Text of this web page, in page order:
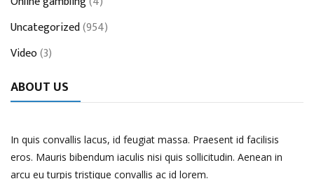
Uncategorized(954)
Video(3)
ABOUT US
In quis convallis lacus, id feugiat massa. Praesent id facilisis
eros. Mauris bibendum iaculis nisi quis sollicitudin. Aenean in
arcu eu turpis tristique convallis ac id lorem.